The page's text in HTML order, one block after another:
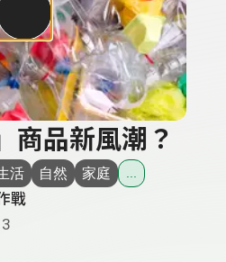
商品新風潮？
活 自然 家庭 ...
戰